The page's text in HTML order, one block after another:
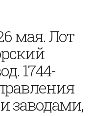
мая. Лот
1744-
заводами,